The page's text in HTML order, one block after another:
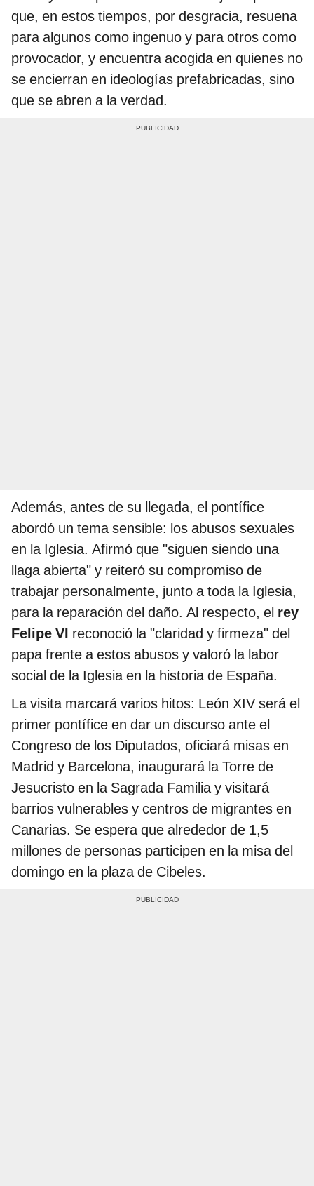
que, en estos tiempos, por desgracia, resuena
para algunos como ingenuo y para otros como
provocador, y encuentra acogida en quienes no
se encierran en ideologías prefabricadas, sino
que se abren a la verdad.
Además, antes de su llegada, el pontífice
abordó un tema sensible: los abusos sexuales
en la Iglesia. Afirmó que "siguen siendo una
llaga abierta" y reiteró su compromiso de
trabajar personalmente, junto a toda la Iglesia,
para la reparación del daño. Al respecto, el rey
Felipe VI reconoció la "claridad y firmeza" del
papa frente a estos abusos y valoró la labor
social de la Iglesia en la historia de España.
La visita marcará varios hitos: León XIV será el
primer pontífice en dar un discurso ante el
Congreso de los Diputados, oficiará misas en
Madrid y Barcelona, inaugurará la Torre de
Jesucristo en la Sagrada Familia y visitará
barrios vulnerables y centros de migrantes en
Canarias. Se espera que alrededor de 1,5
millones de personas participen en la misa del
domingo en la plaza de Cibeles.